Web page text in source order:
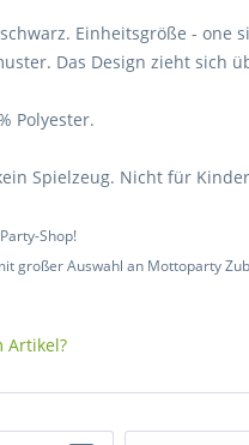
Einheitsgröße - one
Das Design zieht sich
Polyester.
Spielzeug. Nicht für
Shop!
großer Auswahl an Mottoparty
Artikel?